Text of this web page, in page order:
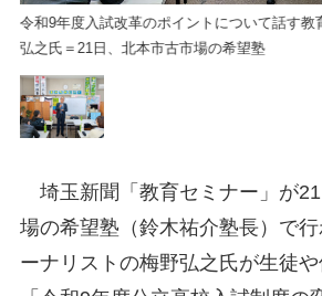
令和9年度入試改革のポイントについて話す教
弘之氏＝21日、北本市古市場の希望塾
埼玉新聞「教育セミナー」が
場の希望塾（鈴木祐介塾長）で
ーナリストの梅野弘之氏が生徒